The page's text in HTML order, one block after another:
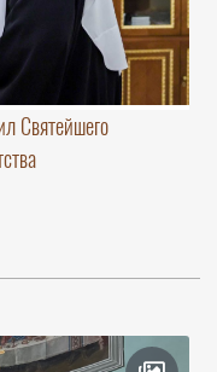
Святейшего